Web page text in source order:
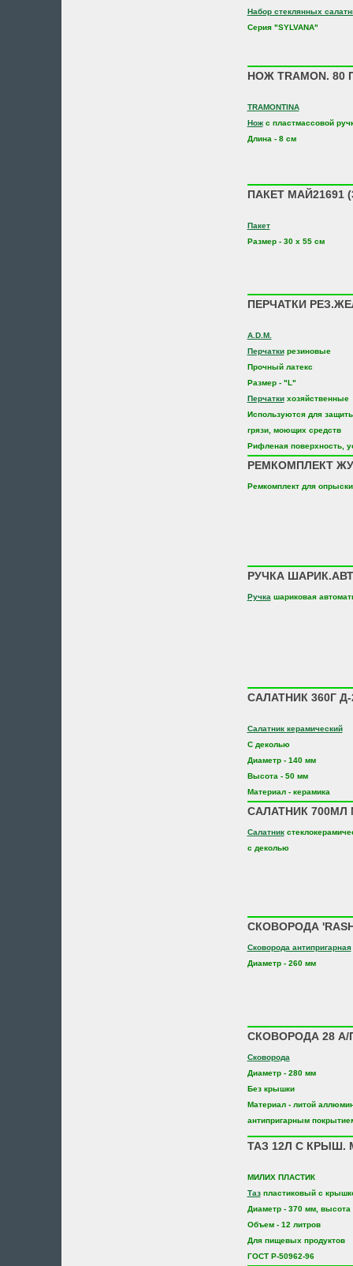
Набор стеклянных
Серия "SYLVANA"
НОЖ TRAMON. 80
TRAMONTINA
Ножс пластмассовой
Длина - 8 см
ПАКЕТ МАЙ21691
Пакет
Размер - 30 х 55 см
ПЕРЧАТКИ
A.D.M.
Перчаткирезиновые
Прочный латекс
Размер - "L"
Перчаткихозяйственные
Используются для
грязи, моющих средств
Рифленая поверхность,
РЕМКОМПЛЕКТ
Ремкомплект для
РУЧКА
Ручка шариковая
САЛАТНИК 360Г
Салатник керамический
С деколью
Диаметр - 140 мм
Высота - 50 мм
Материал - керамика
САЛАТНИК 700МЛ
Салатник
с деколью
СКОВОРОДА
Сковорода антипригарная
Диаметр - 260 мм
СКОВОРОДА 28 А/
Сковорода
Диаметр - 280 мм
Без крышки
Материал - литой
антипригарным
ТАЗ 12Л С КРЫШ.
МИЛИХ ПЛАСТИК
Тазпластиковый с
Диаметр - 370 мм, высота
Объем - 12 литров
Для пищевых продуктов
ГОСТ Р-50962-96